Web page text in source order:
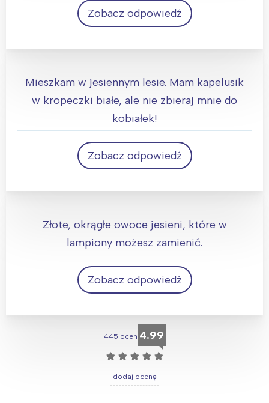
Zobacz odpowiedź
Grzyb
Mieszkam w jesiennym lesie. Mam kapelusik
w kropeczki białe, ale nie zbieraj mnie do
kobiałek!
Zobacz odpowiedź
Muchomor
Złote, okrągłe owoce jesieni, które w
lampiony możesz zamienić.
Zobacz odpowiedź
Dynie
445 ocen 4.99
☆ ☆ ☆ ☆ ☆
dodaj ocenę
Interesują mnie wydarzenia z
tego regionu:
Łódź
Trójmiasto
Poznań
Wrocław
Kraków
Południe
Północ
Wszystkie
Wybieram